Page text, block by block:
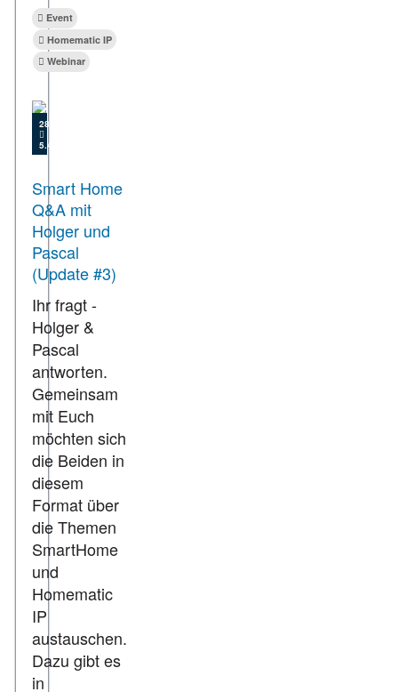
Event
Homematic IP
Webinar
28.06.2021
5.437
Smart Home
Q&A mit
Holger und
Pascal
(Update #3)
Ihr fragt -
Holger &
Pascal
antworten.
Gemeinsam
mit Euch
möchten sich
die Beiden in
diesem
Format über
die Themen
SmartHome
und
Homematic
IP
austauschen.
Dazu gibt es
in